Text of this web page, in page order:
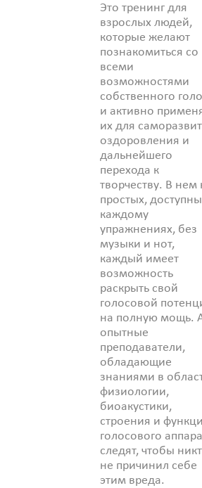
Это тренинг для
взрослых людей,
которые желают
познакомиться со
всеми
возможностями
собственного
и активно
их для
оздоровления и
дальнейшего
перехода к
творчеству. В нем
простых,
каждому
упражнениях, без
музыки и нот,
каждый имеет
возможность
раскрыть свой
голосовой
на полную мощь.
опытные
преподаватели,
обладающие
знаниями в
физиологии,
биоакустики,
строения и
голосового
следят, чтобы
не причинил себе
этим вреда.